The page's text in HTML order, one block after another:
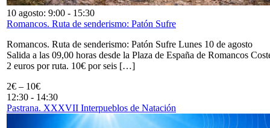
10 agosto: 9:00 - 15:30
Romancos. Ruta de senderismo: Patón Sufre
Romancos. Ruta de senderismo: Patón Sufre Lunes 10 de agosto
Salida a las 09,00 horas desde la Plaza de España de Romancos
2 euros por ruta. 10€ por seis […]
2€ – 10€
12:30 - 14:30
Pastrana. XXXVII Interpueblos de Natación